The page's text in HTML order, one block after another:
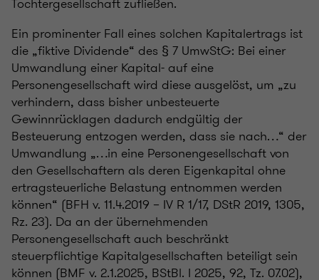
Ein prominenter Fall eines solchen Kapitalertrags ist
die „fiktive Dividende“ des § 7 UmwStG: Bei einer
Umwandlung einer Kapital- auf eine
Personengesellschaft wird diese ausgelöst, um „zu
verhindern, dass bisher unbesteuerte
Gewinnrücklagen dadurch endgültig der
Besteuerung entzogen werden, dass sie nach…“ der
Umwandlung „…in eine Personengesellschaft von
den Gesellschaftern als deren Eigenkapital ohne
ertragsteuerliche Belastung entnommen werden
können“ (BFH v. 11.4.2019 – IV R 1/17, DStR 2019, 1305,
Rz. 23). Da an der übernehmenden
Personengesellschaft auch beschränkt
steuerpflichtige Kapitalgesellschaften beteiligt sein
können (BMF v. 2.1.2025, BStBl. I 2025, 92, Tz. 07.02),